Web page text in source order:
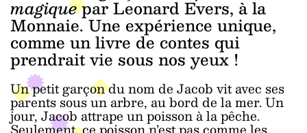
magiquepar Leonard Evers, à la
Monnaie. Une expérience unique,
comme un livre de contes qui
prendrait vie sous nos yeux !
Un petit garçon du nom de Jacob vit avec ses
parents sous un arbre, au bord de la mer. Un
jour, Jacob attrape un poisson à la pêche.